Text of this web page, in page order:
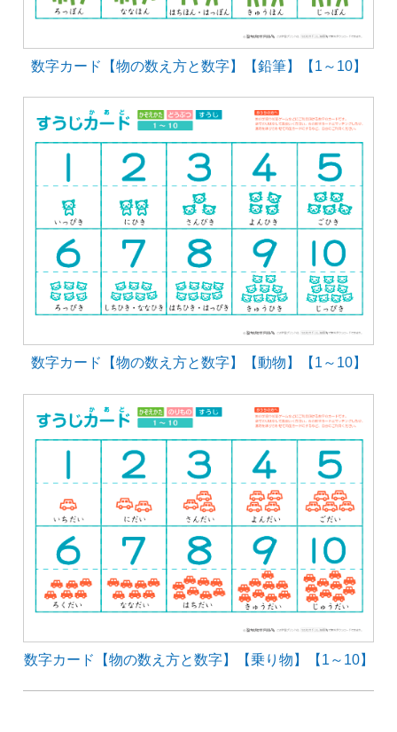
数字カード【物の数え方と数字】【鉛筆】【1～10】
数字カード【物の数え方と数字】【動物】【1～10】
数字カード【物の数え方と数字】【乗り物】【1～10】